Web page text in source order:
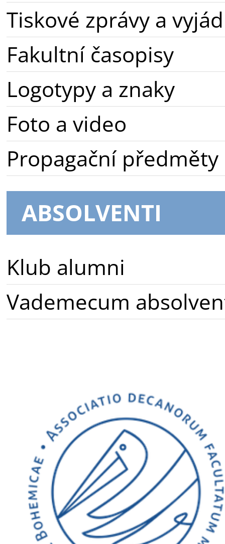
Tiskové zprávy a
Fakultní časopisy
Logotypy a znaky
Foto a video
Propagační předměty
ABSOLVENTI
Klub alumni
Vademecum